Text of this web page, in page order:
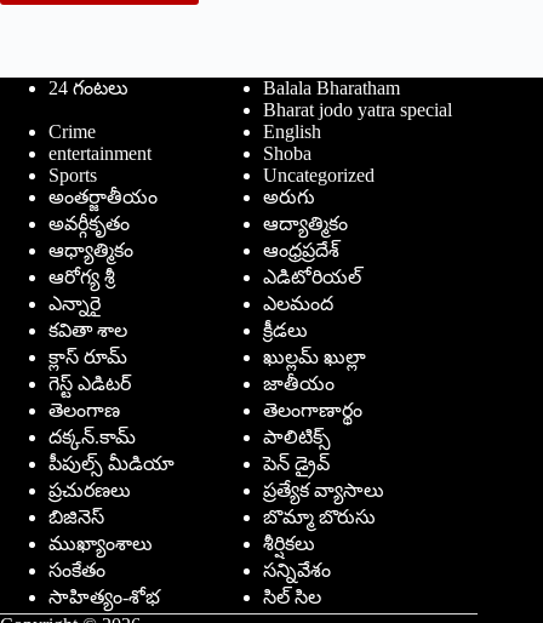
24 గంటలు
Balala Bharatham
Bharat jodo yatra special
Crime
English
entertainment
Shoba
Sports
Uncategorized
అంతర్జాతీయం
అరుగు
అవర్గీకృతం
ఆద్యాత్మికం
ఆధ్యాత్మికం
ఆంధ్రప్రదేశ్
ఆరోగ్య శ్రీ
ఎడిటోరియల్
ఎన్నారై
ఎలమంద
కవితా శాల
క్రీడలు
క్లాస్ రూమ్
ఖుల్లమ్ ఖుల్లా
గెస్ట్ ఎడిటర్
జాతీయం
తెలంగాణ
తెలంగాణార్థం
దక్కన్.కామ్
పాలిటిక్స్
పీపుల్స్ ‌మీడియా
పెన్ డ్రైవ్
ప్రచురణలు
ప్రత్యేక వ్యాసాలు
బిజినెస్
బొమ్మా బొరుసు
ముఖ్యాంశాలు
శీర్షికలు
సంకేతం
సన్నివేశం
సాహిత్యం-శోభ
సిల్ సిల